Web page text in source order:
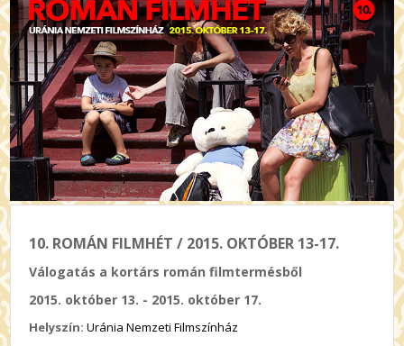
10. ROMÁN FILMHÉT / 2015. OKTÓBER 13-17.
Válogatás a kortárs román filmtermésből
2015. október 13. - 2015. október 17.
Helyszín:Uránia Nemzeti Filmszínház